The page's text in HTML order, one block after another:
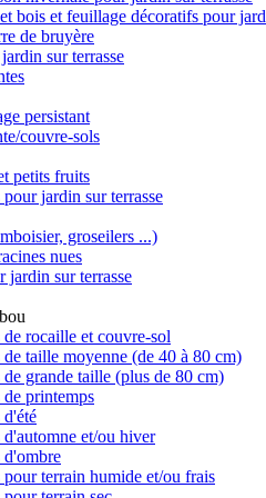
bois et feuillage décoratifs pour
de bruyère
sur terrasse
persistant
couvre-sols
petits fruits
jardin sur terrasse
groseilers ...)
nues
jardin sur terrasse
de rocaille et couvre-sol
de taille moyenne (de 40 à 80 cm)
de grande taille (plus de 80 cm)
de printemps
d'été
d'automne et/ou hiver
d'ombre
pour terrain humide et/ou frais